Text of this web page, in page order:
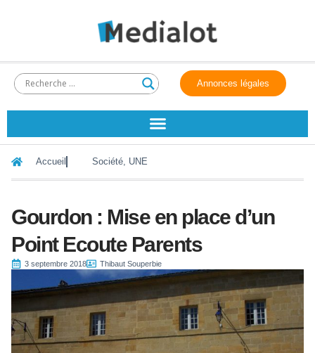
Annonces légales
Accueil Société, UNE
Gourdon : Mise en place d’un
Point Ecoute Parents
3 septembre 2018 Thibaut Souperbie